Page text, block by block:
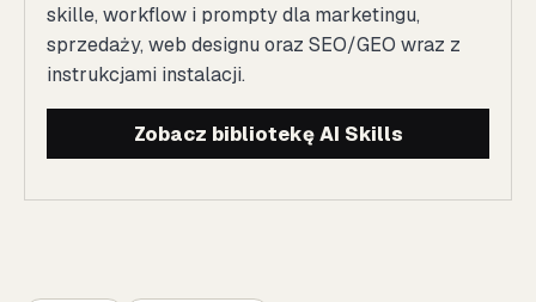
skille, workflow i prompty dla marketingu,
sprzedaży, web designu oraz SEO/GEO wraz z
instrukcjami instalacji.
Zobacz bibliotekę AI Skills